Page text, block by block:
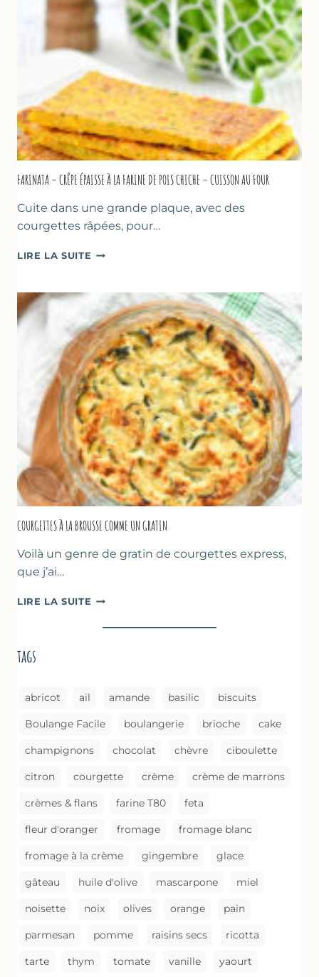
COMME
À
MARSEILLE
FARINATA – CRÊPE ÉPAISSE À LA FARINE DE POIS CHICHE – CUISSON AU FOUR
Cuite dans une grande plaque, avec des
courgettes râpées, pour…
LIRE LA SUITE FARINATA
ÉPAISSE
À
LA
FARINE
DE
POIS
CHICHE
–
CUISSON
AU
FOUR
COURGETTES À LA BROUSSE COMME UN GRATIN
Voilà un genre de gratin de courgettes express,
que j’ai…
LIRE LA SUITE COURGETTES
LA
tags
abricot ail amande basilic biscuits
Boulange Facile boulangerie brioche cake
champignons chocolat chèvre ciboulette
citron courgette crème crème de marrons
crèmes & flans farine T80 feta
fleur d'oranger fromage fromage blanc
fromage à la crème gingembre glace
gâteau huile d'olive mascarpone miel
noisette noix olives orange pain
parmesan pomme raisins secs ricotta
tarte thym tomate vanille yaourt